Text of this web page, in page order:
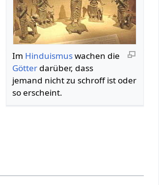
Im Hinduismuswachen die
Götter darüber, dass
jemand nicht zu schroff ist oder
so erscheint.